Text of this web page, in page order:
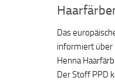
Das
informiert über
Henna
Der Stoff PPD